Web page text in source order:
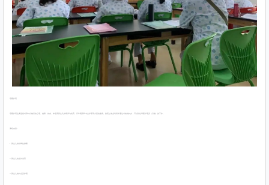
母婴护理
母婴护理主要是指对孕妇分娩后的心理、健康、饮食、体形及新生儿的喂养与发育、日常观察和专业护理等方面的服务。接受过专业培训并通过考核的妇女，可以胜任母婴护理员（月嫂）的工作。
课程内容：
2.新生儿的生长发育
3.新生儿的特点及护理